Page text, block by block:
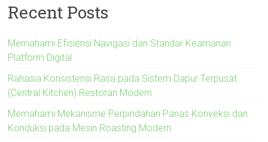
Recent Posts
Memahami Efisiensi Navigasi dan Standar Keamanan
Platform Digital
Rahasia Konsistensi Rasa pada Sistem Dapur Terpusat
(Central Kitchen) Restoran Modern
Memahami Mekanisme Perpindahan Panas Konveksi dan
Konduksi pada Mesin Roasting Modern